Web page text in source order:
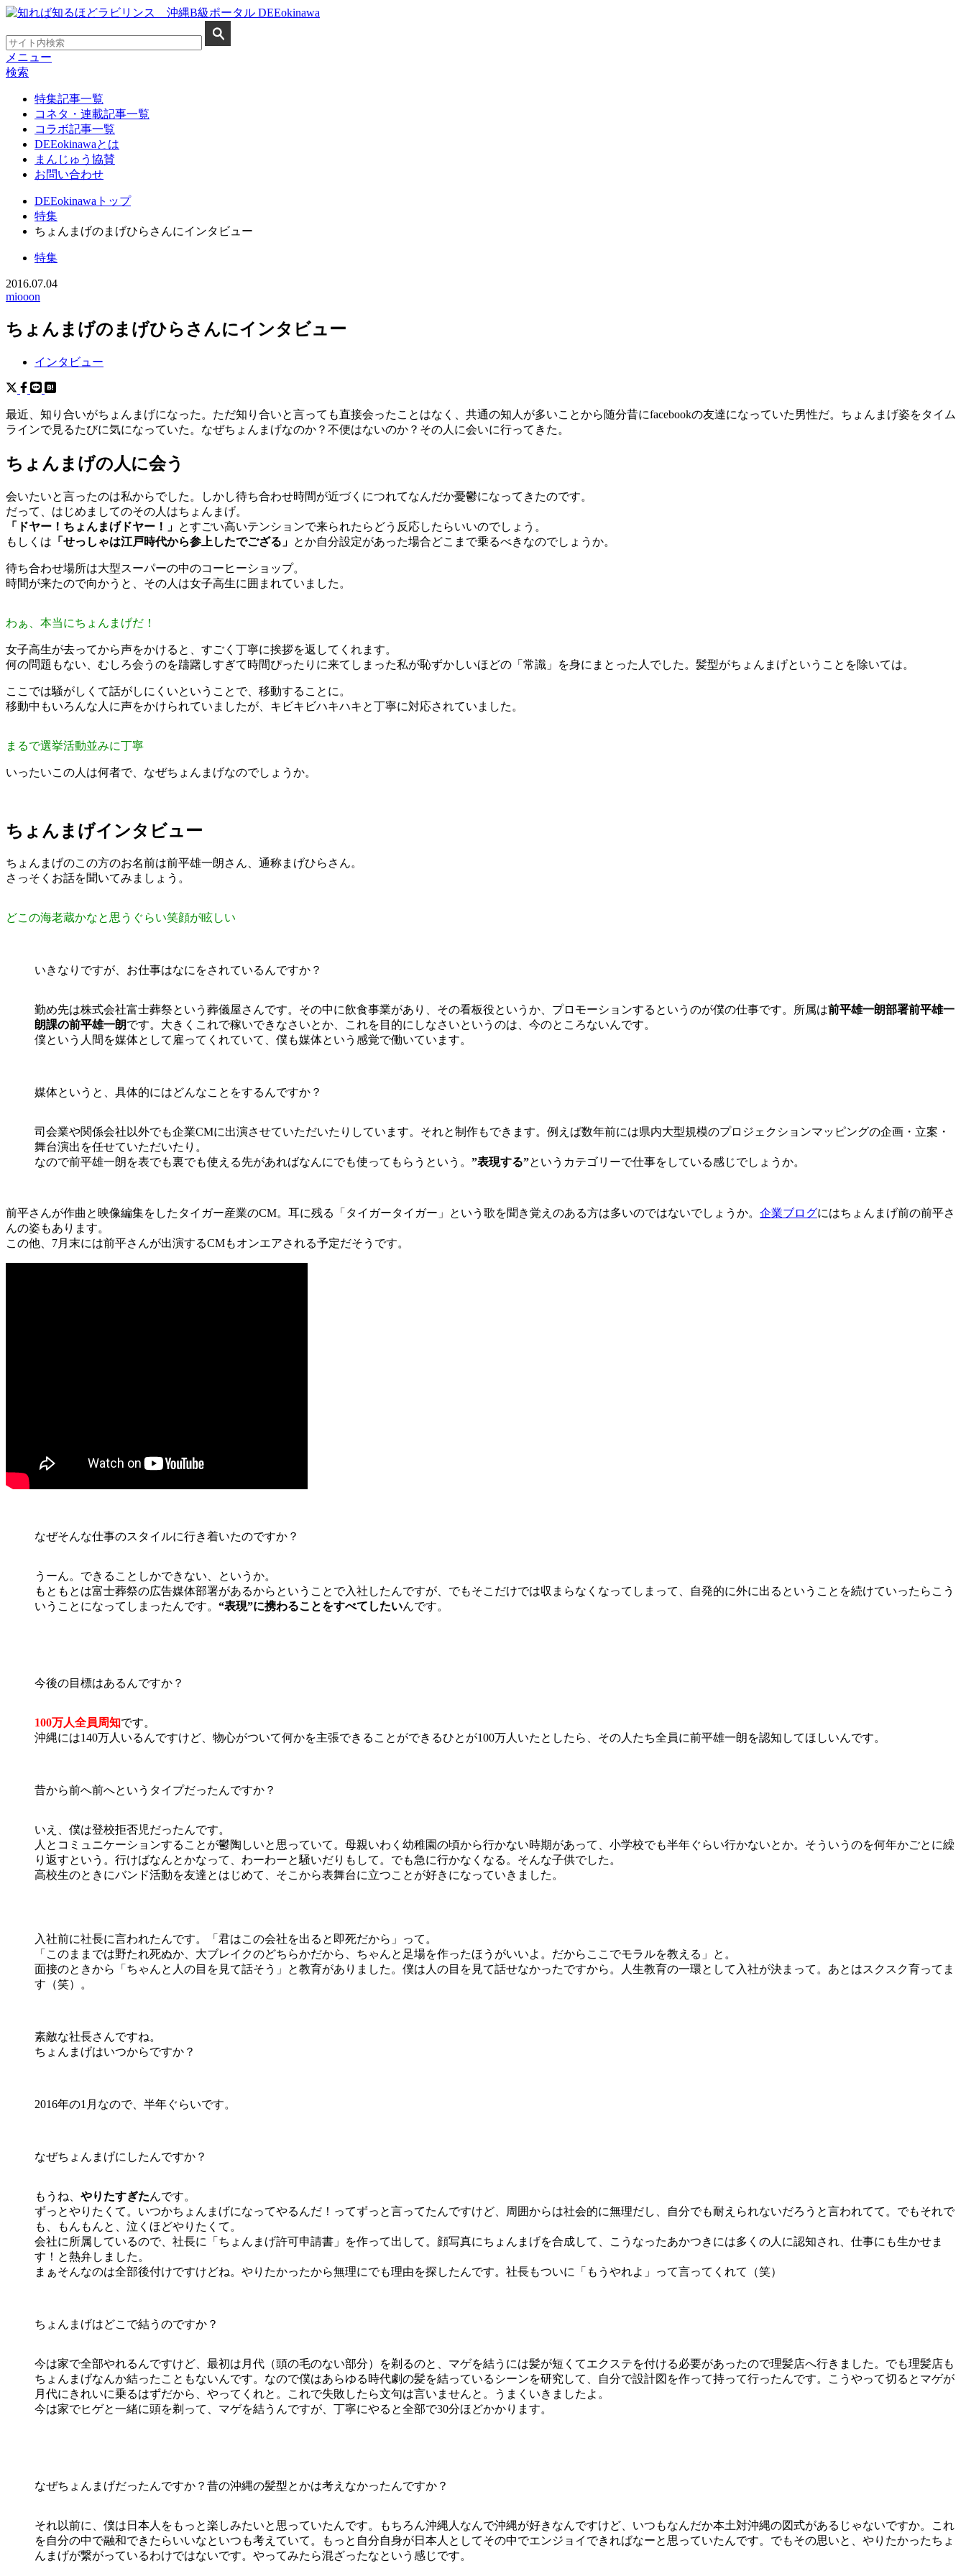
メニュー
検索
特集記事一覧
コネタ・連載記事一覧
コラボ記事一覧
DEEokinawaとは
まんじゅう協賛
お問い合わせ
DEEokinawaトップ
特集
ちょんまげのまげひらさんにインタビュー
特集
2016.07.04
miooon
ちょんまげのまげひらさんにインタビュー
インタビュー
最近、知り合いがちょんまげになった。ただ知り合いと言っても直接会ったことはなく、共通の知人が多いことから随分昔にfacebookの友達になっていた男性だ。ちょんまげ姿をタイム
ラインで見るたびに気になっていた。なぜちょんまげなのか？不便はないのか？その人に会いに行ってきた。
ちょんまげの人に会う
会いたいと言ったのは私からでした。しかし待ち合わせ時間が近づくにつれてなんだか憂鬱になってきたのです。
だって、はじめましてのその人はちょんまげ。
「ドヤー！ちょんまげドヤー！」 とすごい高いテンションで来られたらどう反応したらいいのでしょう。
もしくは 「せっしゃは江戸時代から参上したでござる」 とか自分設定があった場合どこまで乗るべきなのでしょうか。
待ち合わせ場所は大型スーパーの中のコーヒーショップ。
時間が来たので向かうと、その人は女子高生に囲まれていました。
わぁ、本当にちょんまげだ！
女子高生が去ってから声をかけると、すごく丁寧に挨拶を返してくれます。
何の問題もない、むしろ会うのを躊躇しすぎて時間ぴったりに来てしまった私が恥ずかしいほどの「常識」を身にまとった人でした。髪型がちょんまげということを除いては。
ここでは騒がしくて話がしにくいということで、移動することに。
移動中もいろんな人に声をかけられていましたが、キビキビハキハキと丁寧に対応されていました。
まるで選挙活動並みに丁寧
いったいこの人は何者で、なぜちょんまげなのでしょうか。
ちょんまげインタビュー
ちょんまげのこの方のお名前は前平雄一朗さん、通称まげひらさん。
さっそくお話を聞いてみましょう。
どこの海老蔵かなと思うぐらい笑顔が眩しい
いきなりですが、お仕事はなにをされているんですか？
勤め先は株式会社富士葬祭という葬儀屋さんです。その中に飲食事業があり、その看板役というか、プロモーションするというのが僕の仕事です。所属は前平雄一朗部署前平雄一
朗課の前平雄一朗です。大きくこれで稼いできなさいとか、これを目的にしなさいというのは、今のところないんです。
僕という人間を媒体として雇ってくれていて、僕も媒体という感覚で働いています。
媒体というと、具体的にはどんなことをするんですか？
司会業や関係会社以外でも企業CMに出演させていただいたりしています。それと制作もできます。例えば数年前には県内大型規模のプロジェクションマッピングの企画・立案・
舞台演出を任せていただいたり。
なので前平雄一朗を表でも裏でも使える先があればなんにでも使ってもらうという。 ”表現する”というカテゴリーで仕事をしている感じでしょうか。
前平さんが作曲と映像編集をしたタイガー産業のCM。耳に残る「タイガータイガー」という歌を聞き覚えのある方は多いのではないでしょうか。 企業ブログにはちょんまげ前の前平さ
んの姿もあります。
この他、7月末には前平さんが出演するCMもオンエアされる予定だそうです。
なぜそんな仕事のスタイルに行き着いたのですか？
うーん。できることしかできない、というか。
もともとは富士葬祭の広告媒体部署があるからということで入社したんですが、でもそこだけでは収まらなくなってしまって、自発的に外に出るということを続けていったらこう
いうことになってしまったんです。 “表現”に携わることをすべてしたいんです。
今後の目標はあるんですか？
100万人全員周知です。
沖縄には140万人いるんですけど、物心がついて何かを主張できることができるひとが100万人いたとしたら、その人たち全員に前平雄一朗を認知してほしいんです。
昔から前へ前へというタイプだったんですか？
いえ、僕は登校拒否児だったんです。
人とコミュニケーションすることが鬱陶しいと思っていて。母親いわく幼稚園の頃から行かない時期があって、小学校でも半年ぐらい行かないとか。そういうのを何年かごとに繰
り返すという。行けばなんとかなって、わーわーと騒いだりもして。でも急に行かなくなる。そんな子供でした。
高校生のときにバンド活動を友達とはじめて、そこから表舞台に立つことが好きになっていきました。
入社前に社長に言われたんです。「君はこの会社を出ると即死だから」って。
「このままでは野たれ死ぬか、大ブレイクのどちらかだから、ちゃんと足場を作ったほうがいいよ。だからここでモラルを教える」と。
面接のときから「ちゃんと人の目を見て話そう」と教育がありました。僕は人の目を見て話せなかったですから。人生教育の一環として入社が決まって。あとはスクスク育ってま
す（笑）。
素敵な社長さんですね。
ちょんまげはいつからですか？
2016年の1月なので、半年ぐらいです。
なぜちょんまげにしたんですか？
もうね、 やりたすぎたんです。
ずっとやりたくて。いつかちょんまげになってやるんだ！ってずっと言ってたんですけど、周囲からは社会的に無理だし、自分でも耐えられないだろうと言われてて。でもそれで
も、もんもんと、泣くほどやりたくて。
会社に所属しているので、社長に「ちょんまげ許可申請書」を作って出して。顔写真にちょんまげを合成して、こうなったあかつきには多くの人に認知され、仕事にも生かせま
す！と熱弁しました。
まぁそんなのは全部後付けですけどね。やりたかったから無理にでも理由を探したんです。社長もついに「もうやれよ」って言ってくれて（笑）
ちょんまげはどこで結うのですか？
今は家で全部やれるんですけど、最初は月代（頭の毛のない部分）を剃るのと、マゲを結うには髪が短くてエクステを付ける必要があったので理髪店へ行きました。でも理髪店も
ちょんまげなんか結ったこともないんです。なので僕はあらゆる時代劇の髪を結っているシーンを研究して、自分で設計図を作って持って行ったんです。こうやって切るとマゲが
月代にきれいに乗るはずだから、やってくれと。これで失敗したら文句は言いませんと。うまくいきましたよ。
今は家でヒゲと一緒に頭を剃って、マゲを結うんですが、丁寧にやると全部で30分ほどかかります。
なぜちょんまげだったんですか？昔の沖縄の髪型とかは考えなかったんですか？
それ以前に、僕は日本人をもっと楽しみたいと思っていたんです。もちろん沖縄人なんで沖縄が好きなんですけど、いつもなんだか本土対沖縄の図式があるじゃないですか。これ
を自分の中で融和できたらいいなといつも考えていて。もっと自分自身が日本人としてその中でエンジョイできればなーと思っていたんです。でもその思いと、やりたかったちょ
んまげが繋がっているわけではないです。やってみたら混ざったなという感じです。